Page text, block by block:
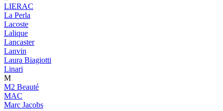
LIERAC
La Perla
Lacoste
Lalique
Lancaster
Lanvin
Laura Biagiotti
Linari
M
M2 Beauté
MAC
Marc Jacobs